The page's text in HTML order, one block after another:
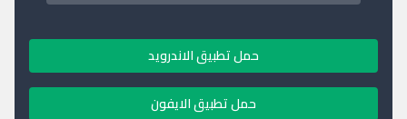
حمل تطبيق الاندرويد
حمل تطبيق الايفون